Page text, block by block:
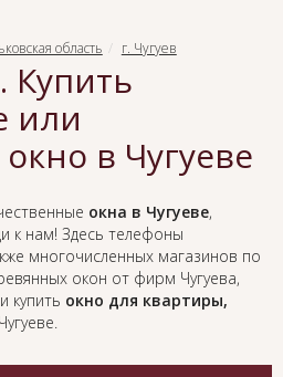
область г. Чугуев
Купить
или
в Чугуеве
окна в Чугуеве,
к нам! Здесь телефоны
многочисленных магазинов по
окон от фирм Чугуева,
купить окно для квартиры,